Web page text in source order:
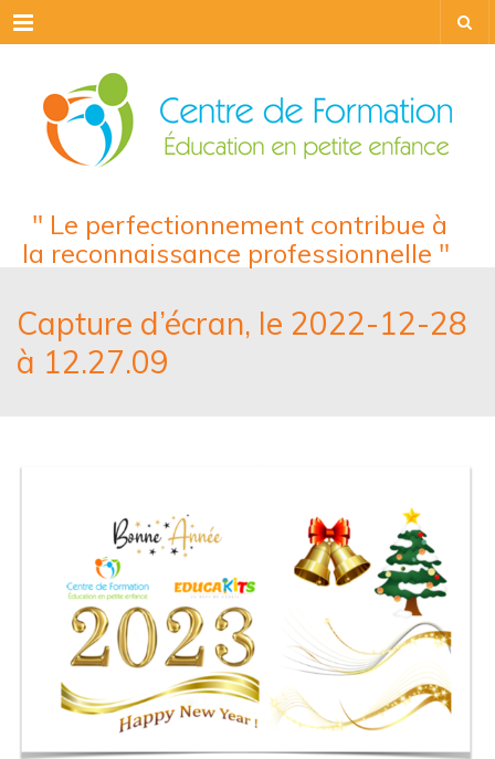
Menu
" Le perfectionnement contribue à
la reconnaissance professionnelle "
Capture d’écran, le 2022-12-28
à 12.27.09